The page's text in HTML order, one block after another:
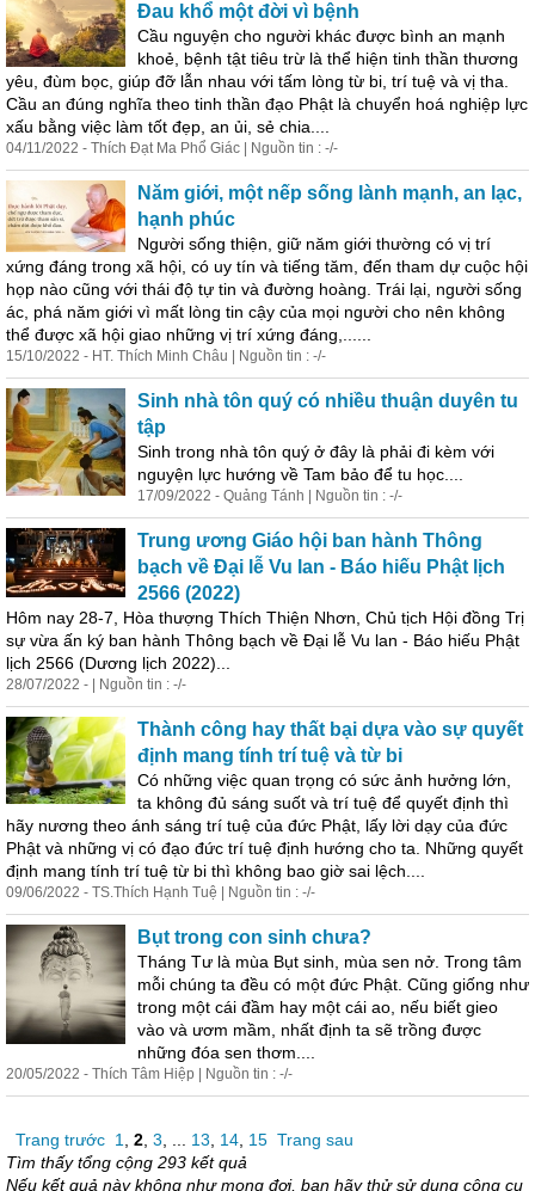
Đau khổ một đời vì bệnh
Cầu nguyện cho người khác được bình an mạnh
khoẻ, bệnh tật tiêu trừ là thể hiện tinh thần thương
yêu, đùm bọc, giúp đỡ lẫn nhau với tấm lòng từ bi, trí tuệ và vị tha.
Cầu an đúng nghĩa theo tinh thần đạo Phật là chuyển hoá nghiệp lực
xấu bằng việc làm tốt đẹp, an ủi, sẻ chia....
04/11/2022 - Thích Đạt Ma Phổ Giác | Nguồn tin : -/-
Năm giới, một nếp sống lành mạnh, an lạc,
hạnh phúc
Người sống thiện, giữ năm giới thường có vị trí
xứng đáng trong xã hội, có uy tín và tiếng tăm, đến tham dự cuộc hội
họp nào cũng với thái độ tự tin và đường hoàng. Trái lại, người sống
ác, phá năm giới vì mất lòng tin cậy của mọi người cho nên không
thể được xã hội giao những vị trí xứng đáng,......
15/10/2022 - HT. Thích Minh Châu | Nguồn tin : -/-
Sinh nhà tôn quý có nhiều thuận duyên tu
tập
Sinh trong nhà tôn quý ở đây là phải đi kèm với
nguyện lực hướng về Tam bảo để tu học....
17/09/2022 - Quảng Tánh | Nguồn tin : -/-
Trung ương Giáo hội ban hành Thông
bạch về Đại lễ Vu lan - Báo hiếu Phật lịch
2566 (2022)
Hôm nay 28-7, Hòa thượng Thích Thiện Nhơn, Chủ tịch Hội đồng Trị
sự vừa ấn ký ban hành Thông bạch về Đại lễ Vu lan - Báo hiếu Phật
lịch 2566 (Dương lịch 2022)...
28/07/2022 - | Nguồn tin : -/-
Thành công hay thất bại dựa vào sự quyết
định mang tính trí tuệ và từ bi
Có những việc quan trọng có sức ảnh hưởng lớn,
ta không đủ sáng suốt và trí tuệ để quyết định thì
hãy nương theo ánh sáng trí tuệ của đức Phật, lấy lời dạy của đức
Phật và những vị có đạo đức trí tuệ định hướng cho ta. Những quyết
định mang tính trí tuệ từ bi thì không bao giờ sai lệch....
09/06/2022 - TS.Thích Hạnh Tuệ | Nguồn tin : -/-
Bụt trong con sinh chưa?
Tháng Tư là mùa Bụt sinh, mùa sen nở. Trong tâm
mỗi chúng ta đều có một đức Phật. Cũng giống như
trong một cái đầm hay một cái ao, nếu biết gieo
vào và ươm mầm, nhất định ta sẽ trồng được
những đóa sen thơm....
20/05/2022 - Thích Tâm Hiệp | Nguồn tin : -/-
Trang trước 1 2 3 13 14 15 Trang sau
Tìm thấy tổng cộng 293 kết quả
Nếu kết quả này không như mong đợi, bạn hãy thử sử dụng công cụ